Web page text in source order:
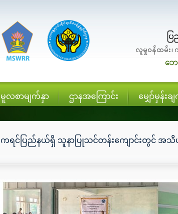
မူလစာမျက်နှာ ဌာနအကြောင်း မျှော်မှန်းခ
ကရင်ပြည်နယ်ရှိ သူနာပြုသင်တန်းကျောင်းတွင် အသိ